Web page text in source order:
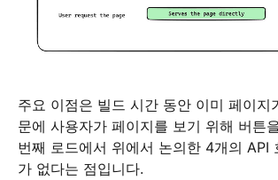
주요 이점은 빌드 시간 동안 이미 페이지
문에 사용자가 페이지를 보기 위해 버튼
번째 로드에서 위에서 논의한 4개의 API
가 없다는 점입니다.